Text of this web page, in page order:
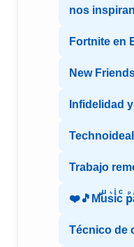
nos
Fortnite en
New
Infidelidad
Trabajo
❤️🎵Mⷨuͧs͛iͥcͨ
Técnico de